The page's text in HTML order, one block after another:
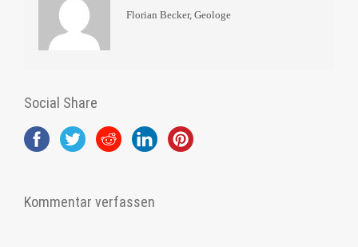
Florian Becker, Geologe
Social Share
Kommentar verfassen